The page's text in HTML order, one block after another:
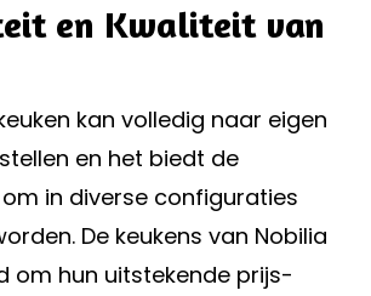
en Kwaliteit van
kan volledig naar eigen
en het biedt de
in diverse configuraties
De keukens van Nobilia
om hun uitstekende prijs-